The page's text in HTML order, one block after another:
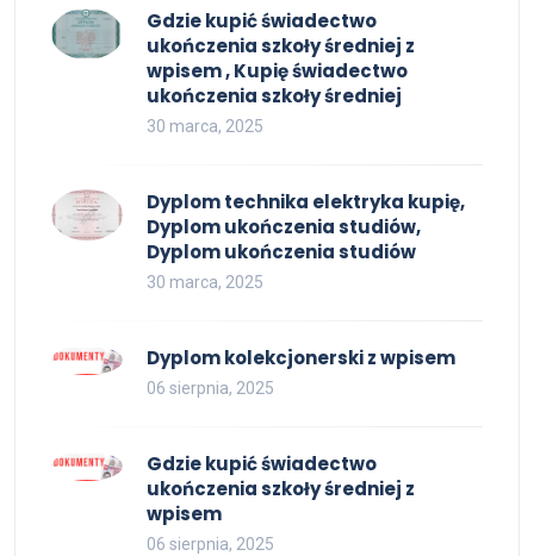
Gdzie kupić świadectwo
ukończenia szkoły średniej z
wpisem , Kupię świadectwo
ukończenia szkoły średniej
30 marca, 2025
Dyplom technika elektryka kupię,
Dyplom ukończenia studiów,
Dyplom ukończenia studiów
30 marca, 2025
Dyplom kolekcjonerski z wpisem
06 sierpnia, 2025
Gdzie kupić świadectwo
ukończenia szkoły średniej z
wpisem
06 sierpnia, 2025